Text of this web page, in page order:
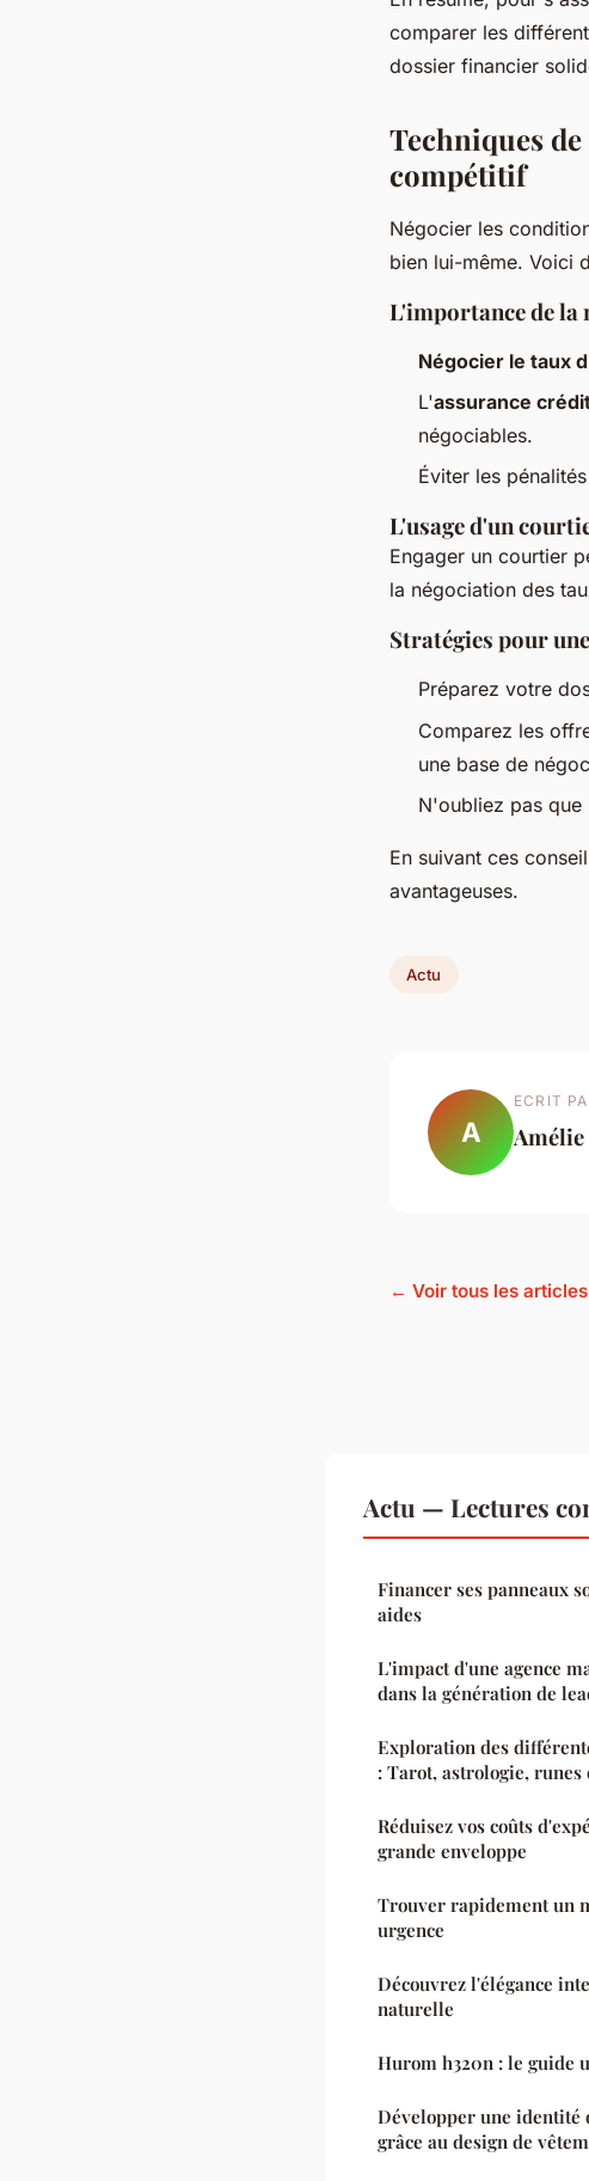
comparer les
dossier financier
Techniques
compétitif
Négocier les
bien lui-même. Voici
L'importance de la
Négocier le taux
L'assurance
négociables.
Éviter les
L'usage d'un
Engager un courtier
la négociation des
Stratégies pour
Préparez votre
Comparez les
une base de
N'oubliez pas que
En suivant ces
avantageuses.
Actu
A
ECRIT
Amélie
← Voir tous les
Actu — Lectures
Financer ses panneaux
aides
L'impact d'une agence
dans la génération de
Exploration des
: Tarot, astrologie, runes
Réduisez vos coûts
grande enveloppe
Trouver rapidement un
urgence
Découvrez l'élégance
naturelle
Hurom h320n : le guide
Développer une identité
grâce au design de